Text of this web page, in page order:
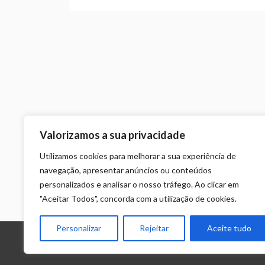
Valorizamos a sua privacidade
Utilizamos cookies para melhorar a sua experiência de
navegação, apresentar anúncios ou conteúdos
personalizados e analisar o nosso tráfego. Ao clicar em
"Aceitar Todos", concorda com a utilização de cookies.
Personalizar Rejeitar Aceite tudo